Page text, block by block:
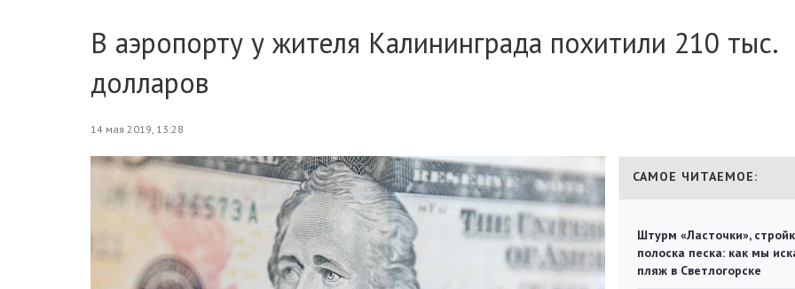
В аэропорту у жителя Калининграда похитили 210 тыс.
долларов
14 мая 2019, 13:28
САМОЕ ЧИТАЕМОЕ:
Штурм «Ласточки»,
полоска песка: как мы
пляж в Светлогорске